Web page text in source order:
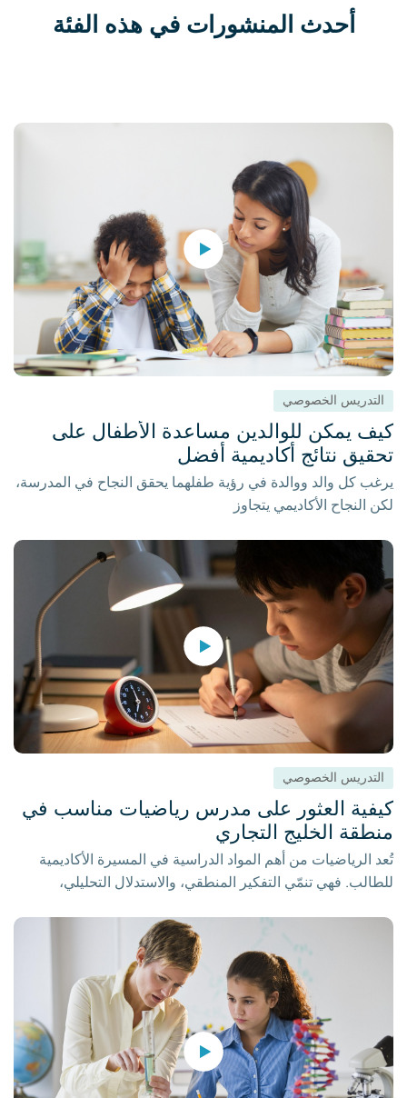
أحدث المنشورات في هذه الفئة
التدريس الخصوصي
كيف يمكن للوالدين مساعدة الأطفال على
تحقيق نتائج أكاديمية أفضل
يرغب كل والد ووالدة في رؤية طفلهما يحقق النجاح في المدرسة،
لكن النجاح الأكاديمي يتجاوز
التدريس الخصوصي
كيفية العثور على مدرس رياضيات مناسب في
منطقة الخليج التجاري
تُعد الرياضيات من أهم المواد الدراسية في المسيرة الأكاديمية
للطالب. فهي تنمّي التفكير المنطقي، والاستدلال التحليلي،